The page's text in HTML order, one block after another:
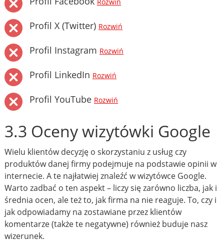
Rozwiń
Profil X (Twitter) Rozwiń
Profil Instagram Rozwiń
Profil LinkedIn Rozwiń
Profil YouTube Rozwiń
3.3 Oceny wizytówki Google
Wielu klientów decyzję o skorzystaniu z usług czy
produktów danej firmy podejmuje na podstawie opinii w
internecie. A te najłatwiej znaleźć w wizytówce Google.
Warto zadbać o ten aspekt – liczy się zarówno liczba, jak i
średnia ocen, ale też to, jak firma na nie reaguje. To, czy i
jak odpowiadamy na zostawiane przez klientów
komentarze (także te negatywne) również buduje nasz
wizerunek.